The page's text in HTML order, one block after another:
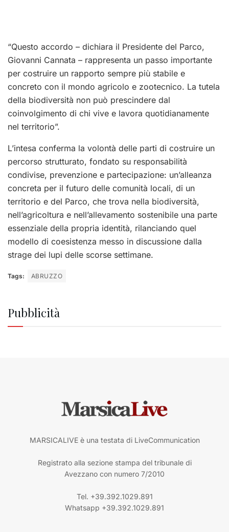
“Questo accordo – dichiara il Presidente del Parco,
Giovanni Cannata – rappresenta un passo importante
per costruire un rapporto sempre più stabile e
concreto con il mondo agricolo e zootecnico. La tutela
della biodiversità non può prescindere dal
coinvolgimento di chi vive e lavora quotidianamente
nel territorio”.
L’intesa conferma la volontà delle parti di costruire un
percorso strutturato, fondato su responsabilità
condivise, prevenzione e partecipazione: un’alleanza
concreta per il futuro delle comunità locali, di un
territorio e del Parco, che trova nella biodiversità,
nell’agricoltura e nell’allevamento sostenibile una parte
essenziale della propria identità, rilanciando quel
modello di coesistenza messo in discussione dalla
strage dei lupi delle scorse settimane.
Tags: ABRUZZO
Pubblicità
MARSICALIVE è una testata di LiveCommunication
Registrato alla sezione stampa del tribunale di
Avezzano con numero 7/2010
Tel. +39.392.1029.891
Whatsapp +39.392.1029.891